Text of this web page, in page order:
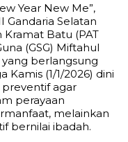
Year New Me”,
Gandaria Selatan
Batu (PAT
(GSG) Miftahul
berlangsung
Kamis (1/1/2026) dini
preventif agar
perayaan
melainkan
bernilai ibadah.